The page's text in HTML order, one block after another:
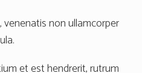
non ullamcorper
et est hendrerit, rutrum